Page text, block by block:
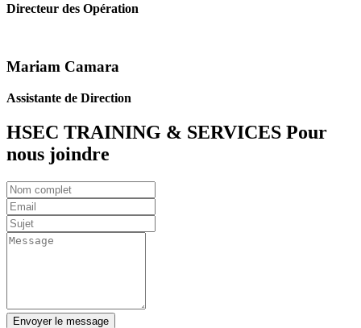
Directeur des Opération
Mariam Camara
Assistante de Direction
HSEC TRAINING & SERVICES Pour
nous joindre